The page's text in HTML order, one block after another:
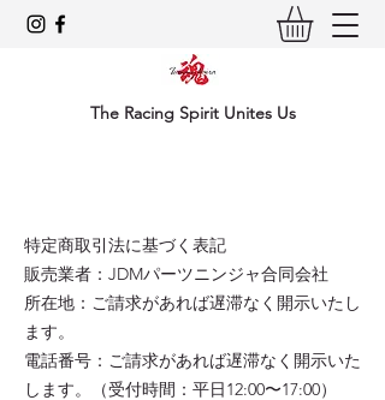
The Racing Spirit Unites Us
特定商取引法に基づく表記
販売業者：JDMパーツニンジャ合同会社
所在地：ご請求があれば遅滞なく開示いたし
ます。
電話番号：ご請求があれば遅滞なく開示いた
します。（受付時間：平日12:00〜17:00）